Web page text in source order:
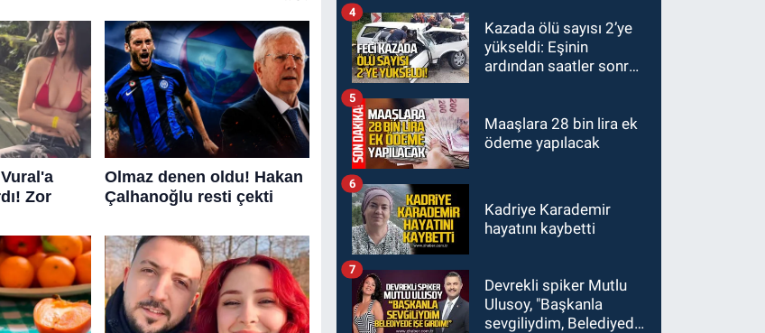
altına alındı
Kazada ölü sayısı 2’ye
yükseldi: Eşinin
ardından saatler sonra
4
Maaşlara 28 bin lira ek
ödeme yapılacak
5
Kadriye Karademir
hayatını kaybetti
6
Devrekli spiker Mutlu
Ulusoy, "Başkanla
sevgiliydim, Belediyede
7